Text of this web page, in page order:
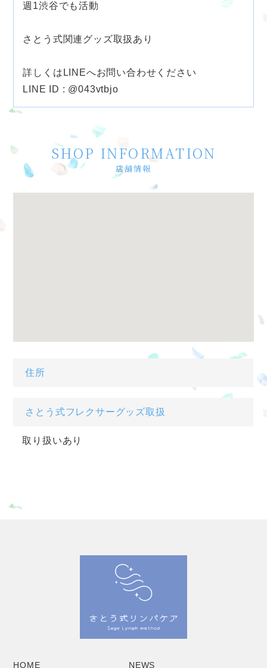
週1渋谷でも活動
さとう式関連グッズ取扱あり
詳しくはLINEへお問い合わせください
LINE ID : @043vtbjo
SHOP INFORMATION
店舗情報
住所
さとう式フレクサーグッズ取扱
取り扱いあり
HOME NEWS